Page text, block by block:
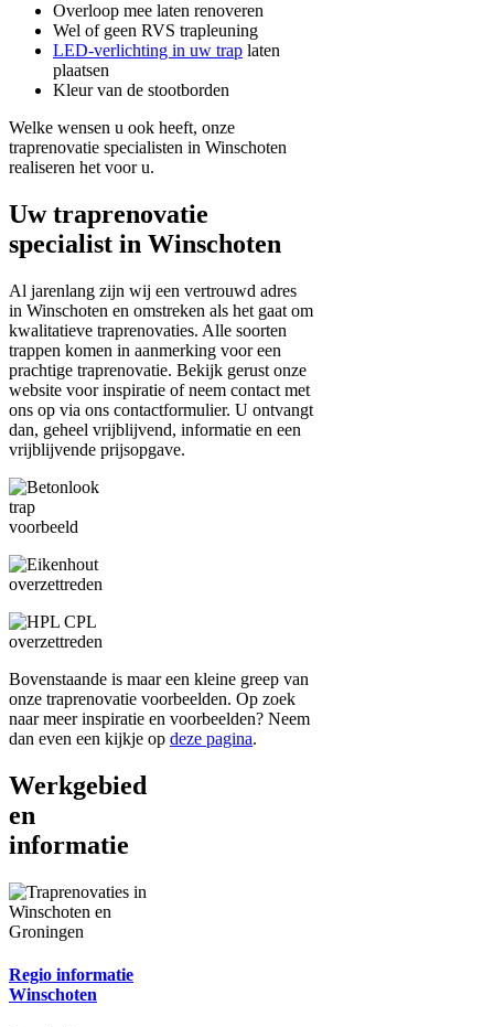
Overloop mee laten renoveren
Wel of geen RVS trapleuning
LED-verlichting in uw trap laten
plaatsen
Kleur van de stootborden
Welke wensen u ook heeft, onze
traprenovatie specialisten in Winschoten
realiseren het voor u.
Uw traprenovatie
specialist in Winschoten
Al jarenlang zijn wij een vertrouwd adres
in Winschoten en omstreken als het gaat om
kwalitatieve traprenovaties. Alle soorten
trappen komen in aanmerking voor een
prachtige traprenovatie. Bekijk gerust onze
website voor inspiratie of neem contact met
ons op via ons contactformulier. U ontvangt
dan, geheel vrijblijvend, informatie en een
vrijblijvende prijsopgave.
Bovenstaande is maar een kleine greep van
onze traprenovatie voorbeelden. Op zoek
naar meer inspiratie en voorbeelden? Neem
dan even een kijkje op deze pagina.
Werkgebied
en
informatie
Regio informatie
Winschoten